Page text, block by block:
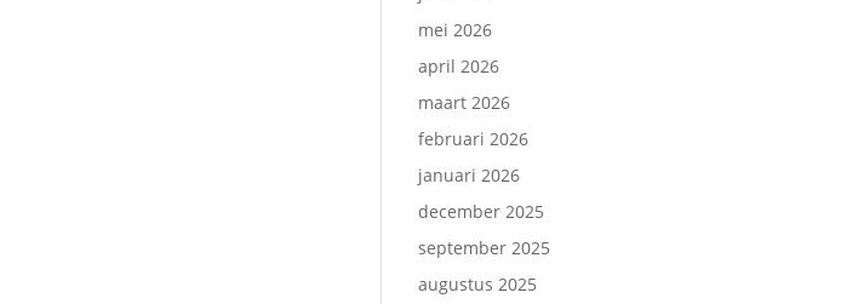
mei 2026
april 2026
maart 2026
februari 2026
januari 2026
december 2025
september 2025
augustus 2025